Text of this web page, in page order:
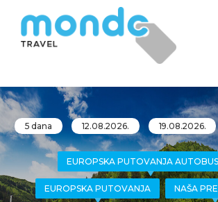
5 dana 12.08.2026. 19.08.2026.
EUROPSKA PUTOVANJA
EUROPSKA PUTOVANJA NAŠA